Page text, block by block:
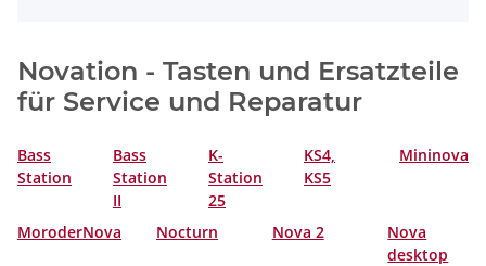
Novation - Tasten und Ersatzteile
für Service und Reparatur
Bass
Station
Bass
Station
II
K-
Station
25
KS4,
KS5
Mininova
MoroderNova Nocturn Nova 2
Nova
desktop